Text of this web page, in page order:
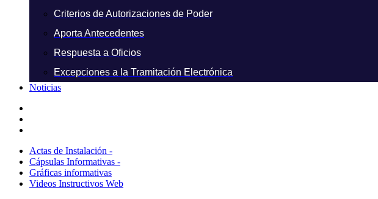
Criterios de Autorizaciones de Poder
Aporta Antecedentes
Respuesta a Oficios
Excepciones a la Tramitación Electrónica
Noticias
Actas de Instalación -
Cápsulas Informativas -
Gráficas informativas
Videos Instructivos Web